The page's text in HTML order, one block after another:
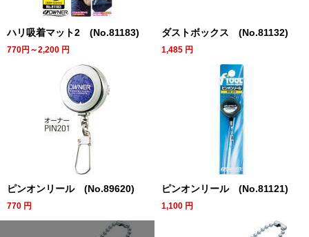
ハリ吸着マット2 (No.81183)
770円～2,200 円
ダストボックス (No.81132)
1,485 円
ピンオンリール (No.89620)
770 円
ピンオンリール (No.81121)
1,100 円